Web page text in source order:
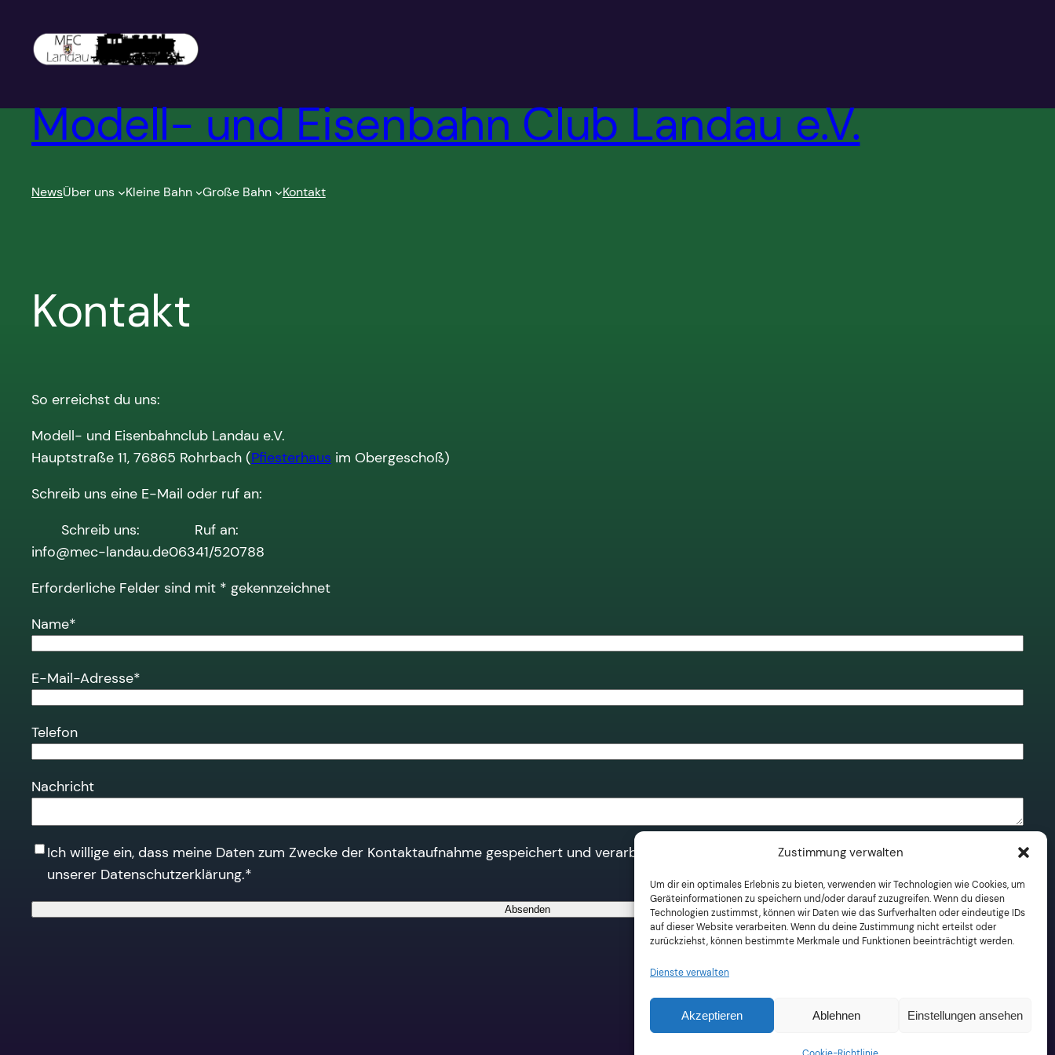
Zustimmung verwalten
Um dir ein optimales Erlebnis zu bieten, verwenden wir Technologien wie Cookies, um
Geräteinformationen zu speichern und/oder darauf zuzugreifen. Wenn du diesen
Technologien zustimmst, können wir Daten wie das Surfverhalten oder eindeutige IDs
auf dieser Website verarbeiten. Wenn du deine Zustimmung nicht erteilst oder
zurückziehst, können bestimmte Merkmale und Funktionen beeinträchtigt werden.
Dienste verwalten
Akzeptieren Ablehnen Einstellungen ansehen
Inhalt
springen
Modell- und Eisenbahn Club Landau e.V.
NewsÜber uns Kleine Bahn Große Bahn Kontakt
Kontakt
So erreichst du uns:
Modell- und Eisenbahnclub Landau e.V.
Hauptstraße 11, 76865 Rohrbach (Pfiesterhaus im Obergeschoß)
Schreib uns eine E-Mail oder ruf an:
Schreib uns:
info@mec-landau.de
Ruf an:
06341/520788
Erforderliche Felder sind mit * gekennzeichnet
Name*
E-Mail-Adresse*
Telefon
Nachricht
Ich willige ein, dass meine Daten zum Zwecke der Kontaktaufnahme gespeichert und verarbeitet werden. Weitere Informationen erhältst du in
unserer Datenschutzerklärung.*